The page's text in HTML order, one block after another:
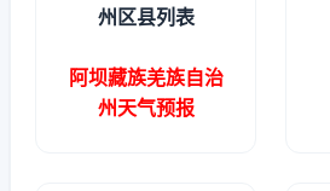
州区县列表
阿坝藏族羌族自治
州天气预报